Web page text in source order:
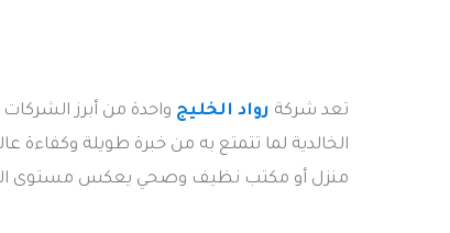
تعد شركة رواد الخليج واحدة من أبرز
الخالدية لما تتمتع به من خبرة طويلة وكفاءة
منزل أو مكتب نظيف وصحي يعكس مستوى